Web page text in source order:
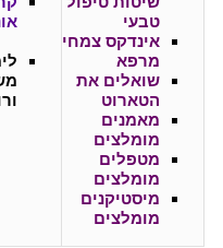
טבעי
אינדקס צמחי
מרפא
שואלים את
הטארוט
מאמנים
מומלצים
מטפלים
מומלצים
מיסטיקנים
מומלצים